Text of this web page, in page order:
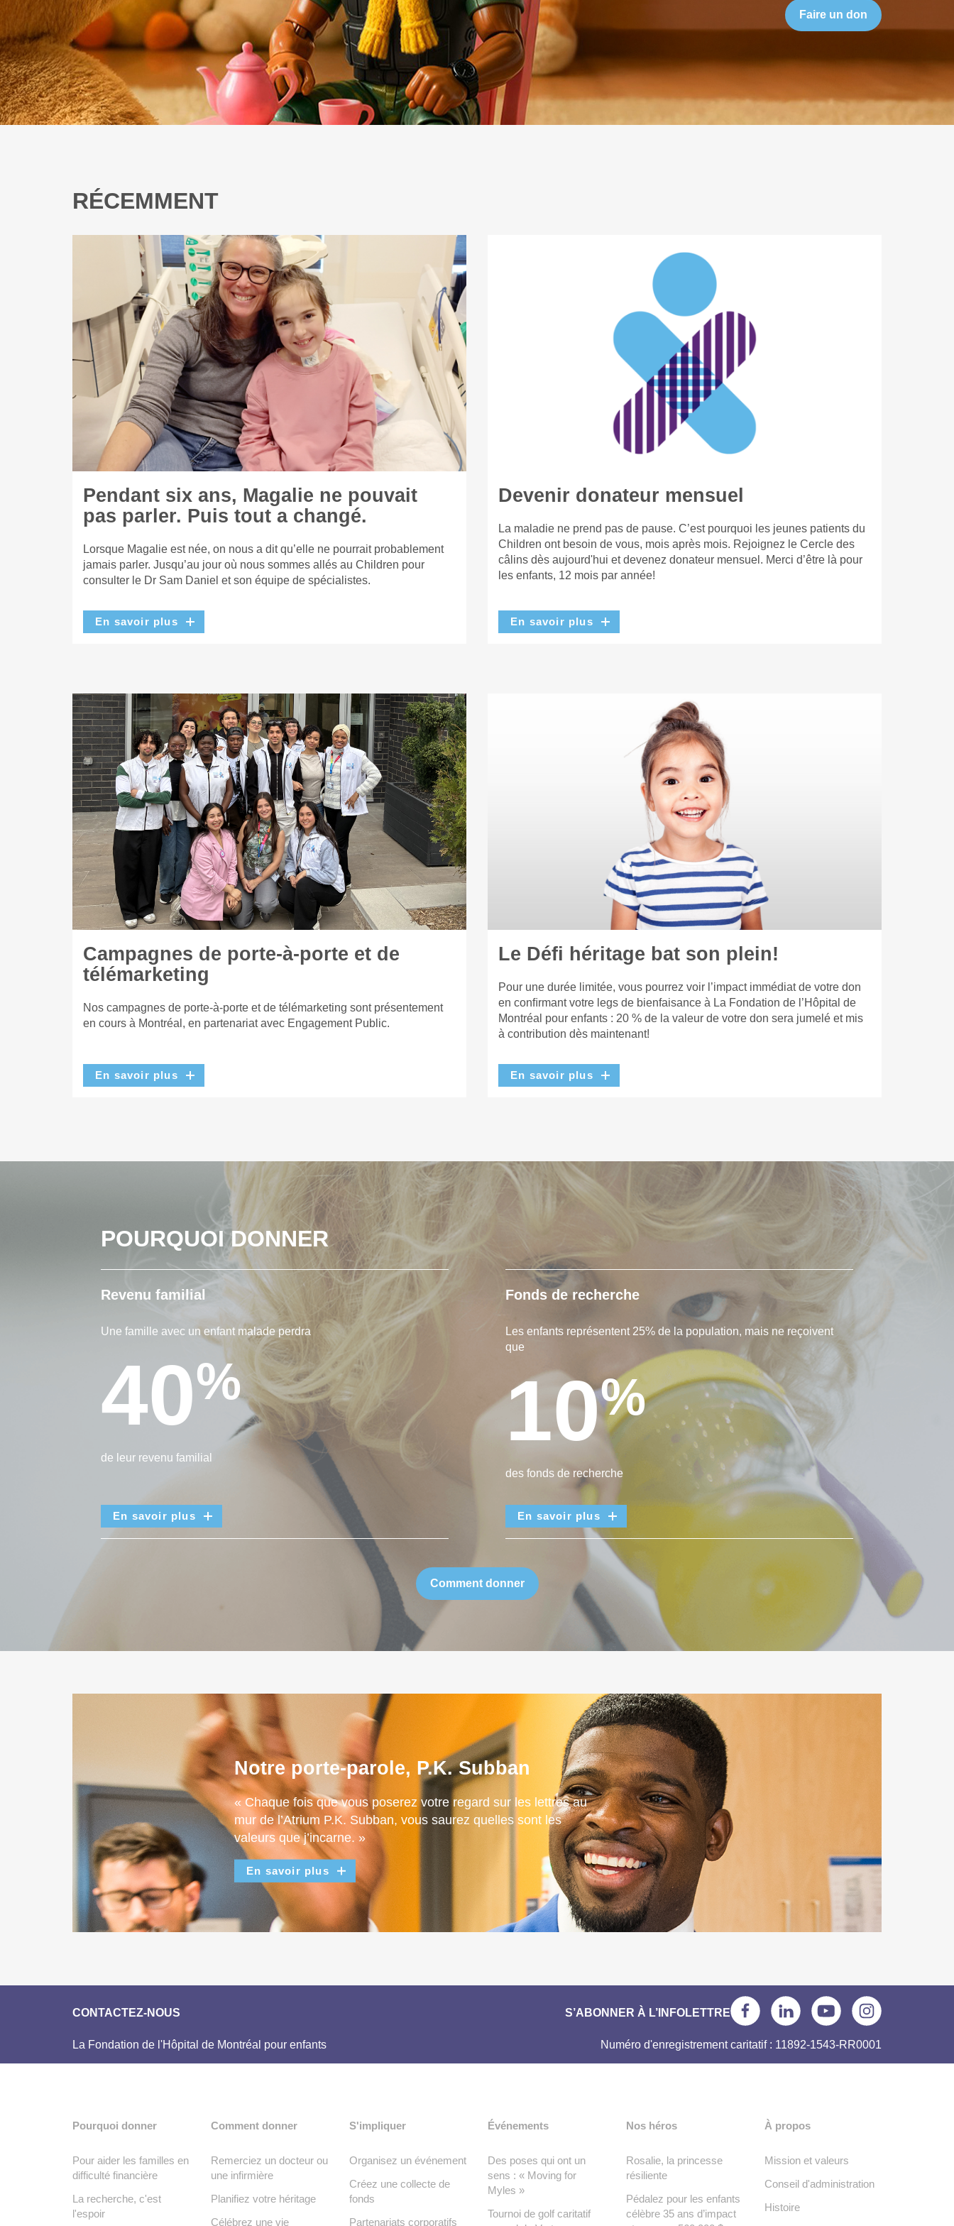
Faire un don
RÉCEMMENT
Pendant six ans, Magalie ne pouvait
pas parler. Puis tout a changé.
Lorsque Magalie est née, on nous a dit qu’elle ne pourrait probablement
jamais parler. Jusqu’au jour où nous sommes allés au Children pour
consulter le Dr Sam Daniel et son équipe de spécialistes.
En savoir plus
Devenir donateur mensuel
La maladie ne prend pas de pause. C’est pourquoi les jeunes patients du
Children ont besoin de vous, mois après mois. Rejoignez le Cercle des
câlins dès aujourd'hui et devenez donateur mensuel. Merci d’être là pour
les enfants, 12 mois par année!
En savoir plus
Campagnes de porte-à-porte et de
télémarketing
Nos campagnes de porte-à-porte et de télémarketing sont présentement
en cours à Montréal, en partenariat avec Engagement Public.
En savoir plus
Le Défi héritage bat son plein!
Pour une durée limitée, vous pourrez voir l’impact immédiat de votre don
en conﬁrmant votre legs de bienfaisance à La Fondation de l’Hôpital de
Montréal pour enfants : 20 % de la valeur de votre don sera jumelé et mis
à contribution dès maintenant!
En savoir plus
POURQUOI DONNER
Revenu familial
Une famille avec un enfant malade perdra
40%
de leur revenu familial
En savoir plus
Fonds de recherche
Les enfants représentent 25% de la population, mais ne reçoivent
que
10%
des fonds de recherche
En savoir plus
Comment donner
Notre porte-parole, P.K. Subban
« Chaque fois que vous poserez votre regard sur les lettres au
mur de l’Atrium P.K. Subban, vous saurez quelles sont les
valeurs que j’incarne. »
En savoir plus
CONTACTEZ-NOUS S’ABONNER À L’INFOLETTRE
La Fondation de l'Hôpital de Montréal pour enfants Numéro d'enregistrement caritatif : 11892-1543-RR0001
Pourquoi donner
Pour aider les familles en
difficulté financière
La recherche, c'est
l'espoir
Comment donner
Remerciez un docteur ou
une infirmière
Planifiez votre héritage
Célébrez une vie
S'impliquer
Organisez un événement
Créez une collecte de
fonds
Partenariats corporatifs
Événements
Des poses qui ont un
sens : « Moving for
Myles »
Tournoi de golf caritatif
Nos héros
Rosalie, la princesse
résiliente
Pédalez pour les enfants
célèbre 35 ans d’impact
À propos
Mission et valeurs
Conseil d'administration
Histoire